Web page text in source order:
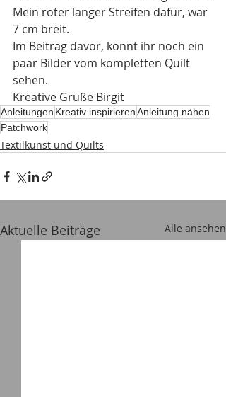
Mein roter langer Streifen dafür, war
7 cm breit.
Im Beitrag davor, könnt ihr noch ein
paar Bilder vom kompletten Quilt
sehen.
Kreative Grüße Birgit
Anleitungen Kreativ inspirierenAnleitung nähen
Patchwork
Textilkunst und Quilts
Aktuelle Beiträge Alle ansehen